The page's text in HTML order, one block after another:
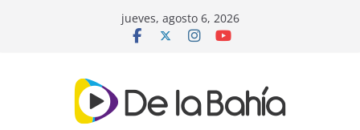
jueves, agosto 6, 2026